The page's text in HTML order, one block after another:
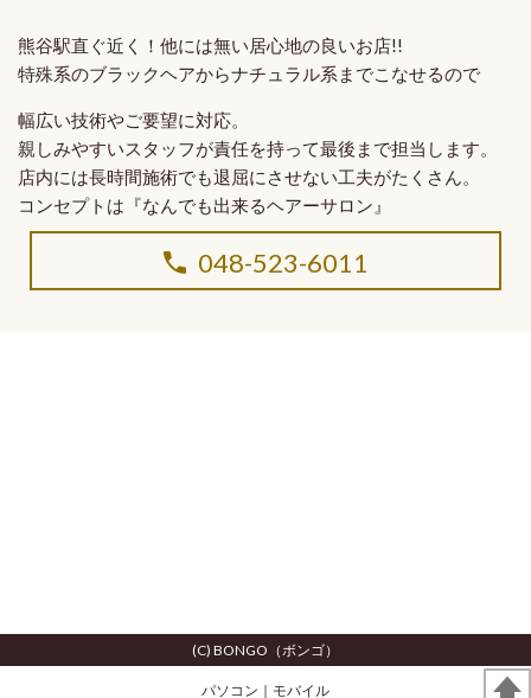
熊谷駅直ぐ近く！他には無い居心地の良いお店!!
特殊系のブラックヘアからナチュラル系 までこなせるので
幅広い技術やご要望に対応。
親しみやすいスタッフが責任を持って最後まで担当 します。
店内には長時間施術でも退屈にさせない工夫がたくさん。
コンセプトは 『なんでも出来るヘアーサロン』
048-523-6011
(C) BONGO（ボンゴ）
パソコン ｜モバイル